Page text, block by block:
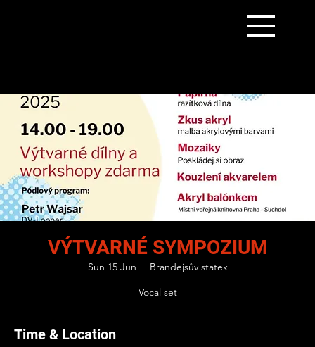
VÝTVARNÉ SYMPOZIUM
Sun 15 Jun
Brandejsův statek
Vocal set
Time & Location